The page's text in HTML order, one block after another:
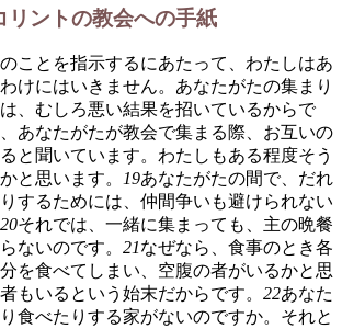
リントの教会への手紙
ことを指示するにあたって、わたしはあ
けにはいきません。あなたがたの集まり
、むしろ悪い結果を招いているからで
あなたがたが教会で集まる際、お互いの
と聞いています。わたしもある程度そう
と思います。
19あなたがたの間で、だれ
するためには、仲間争いも避けられない
20それでは、一緒に集まっても、主の晩餐
ないのです。 21なぜなら、食事のとき各
を食べてしまい、空腹の者がいるかと思
もいるという始末だからです。 22あなた
食べたりする家がないのですか。それと